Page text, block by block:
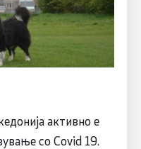
активно е
со Covid 19.